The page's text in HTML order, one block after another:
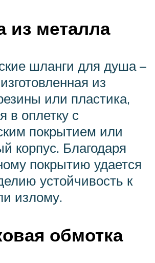
из металла
шланги для душа –
из
или пластика,
в оплетку с
покрытием или
корпус. Благодаря
покрытию удается
устойчивость к
излому.
обмотка